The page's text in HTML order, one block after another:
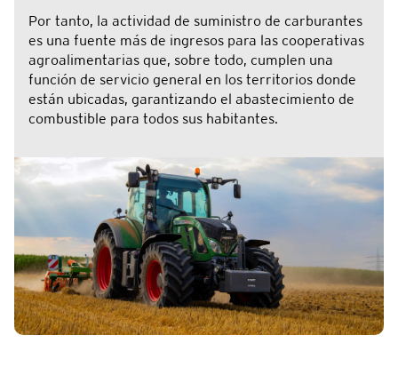
Por tanto, la actividad de suministro de carburantes
es una fuente más de ingresos para las cooperativas
agroalimentarias que, sobre todo, cumplen una
función de servicio general en los territorios donde
están ubicadas, garantizando el abastecimiento de
combustible para todos sus habitantes.